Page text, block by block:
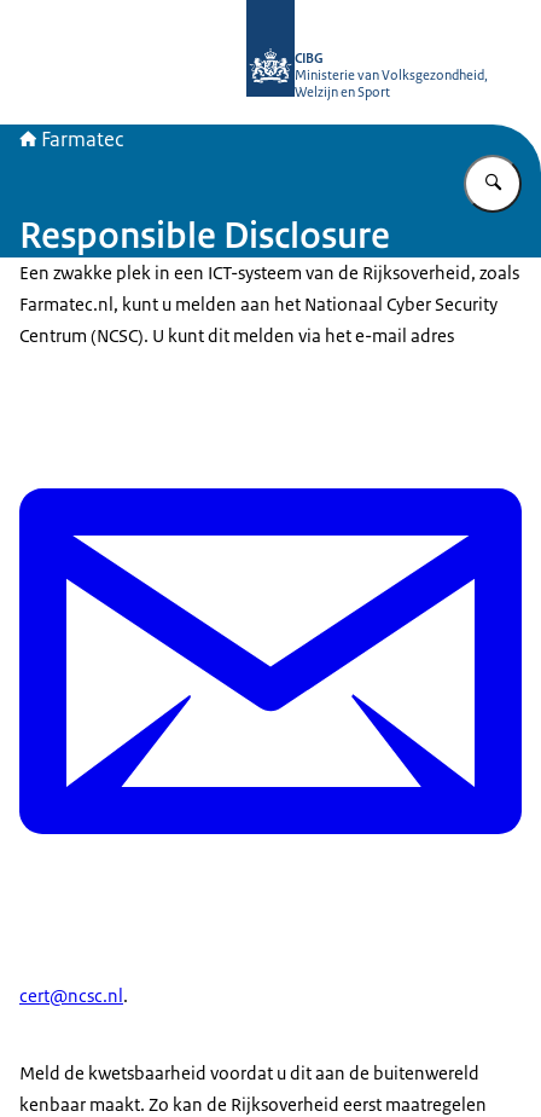
CIBG
Ministerie van Volksgezondheid,
Welzijn en Sport
Farmatec
Responsible Disclosure
Een zwakke plek in een ICT-systeem van de Rijksoverheid, zoals
Farmatec.nl, kunt u melden aan het Nationaal Cyber Security
Centrum (NCSC). U kunt dit melden via het e-mail adres
cert@ncsc.nl.
Meld de kwetsbaarheid voordat u dit aan de buitenwereld
kenbaar maakt. Zo kan de Rijksoverheid eerst maatregelen